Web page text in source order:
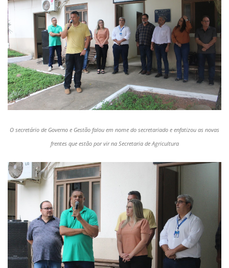
O secretário de Governo e Gestão falou em nome do secretariado e enfatizou as novas
frentes que estão por vir na Secretaria de Agricultura